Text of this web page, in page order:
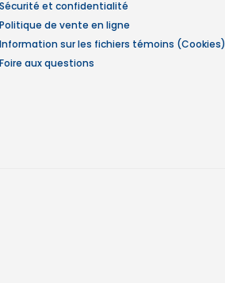
Sécurité et confidentialité
Politique de vente en ligne
Information sur les fichiers témoins (Cookies)
Foire aux questions